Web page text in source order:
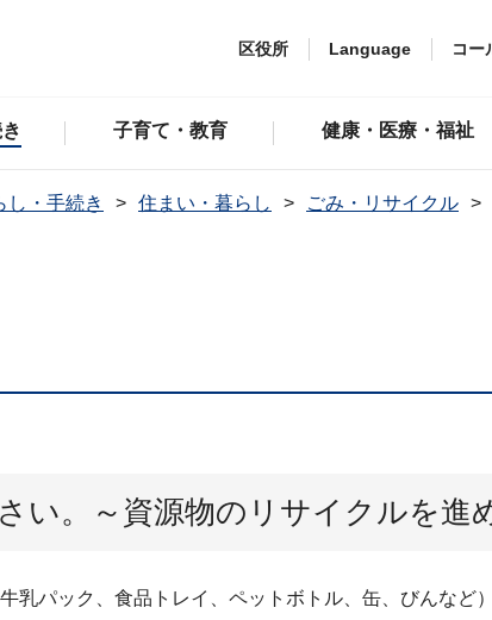
区役所 Language コー
子育て・教育 健康・医療・福祉
し・手続き 住まい・暮らし ごみ・リサイクル
い。～資源物のリサイクルを進
パック、食品トレイ、ペットボトル、缶、びんなど